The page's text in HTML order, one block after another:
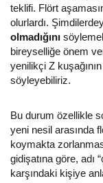
teklifi. Flört
olurlardı.
olmadığını
bireyselliğe önem
yenilikçi Z
söyleyebiliriz.
Bu durum özellikle
yeni nesil arasında
koymakta
gidişatına göre, adı
karşındaki kişiye